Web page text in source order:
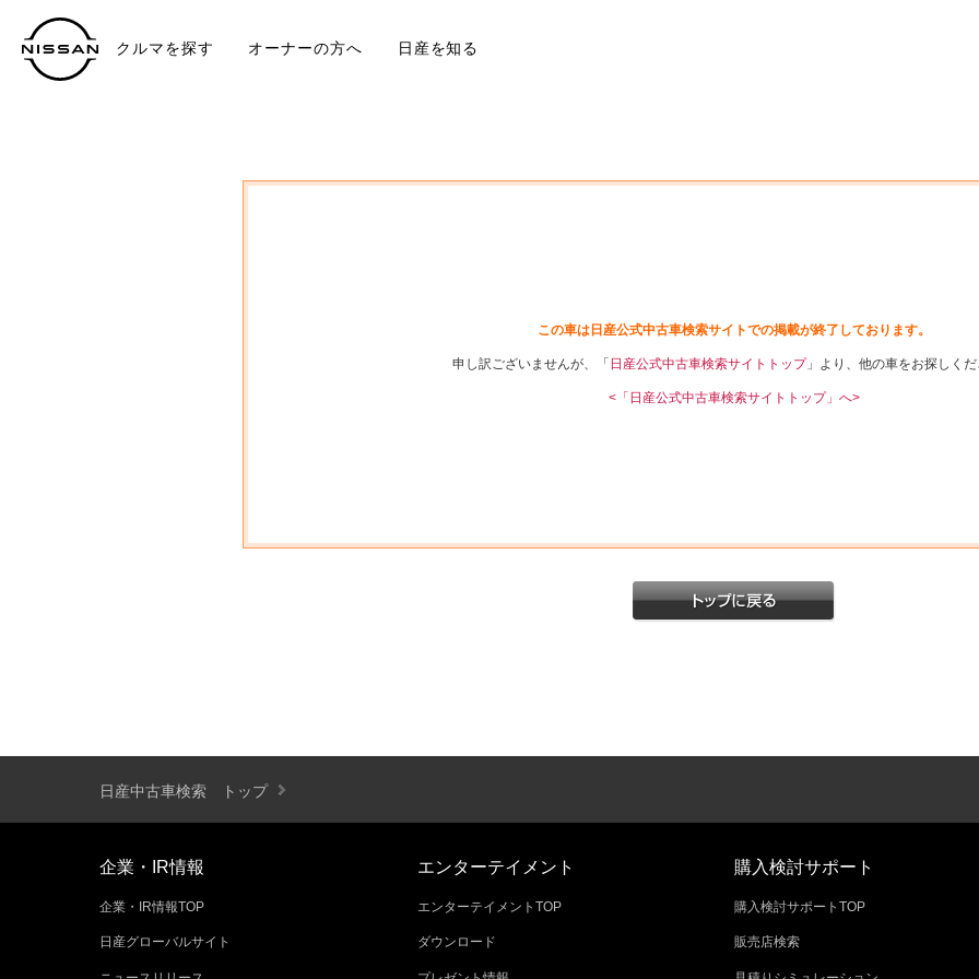
クルマを探す オーナーの方へ 日産を知る
この車は日産公式中古車検索サイトでの掲載が終了しております。
申し訳ございませんが、「 日産公式中古車検索サイトトップ」より、他の車をお探しくだ
<「日産公式中古車検索サイトトップ」へ>
日産中古車検索 トップ
企業・IR情報
企業・IR情報TOP
日産グローバルサイト
エンターテイメント
エンターテイメントTOP
ダウンロード
購入検討サポート
購入検討サポートTOP
販売店検索